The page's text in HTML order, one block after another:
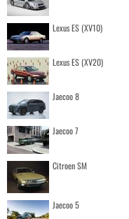
Lexus ES (XV10)
Lexus ES (XV20)
Jaecoo 8
Jaecoo 7
Citroen SM
Jaecoo 5